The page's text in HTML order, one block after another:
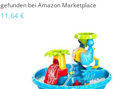
gefunden bei Amazon Marketplace
11,64 €